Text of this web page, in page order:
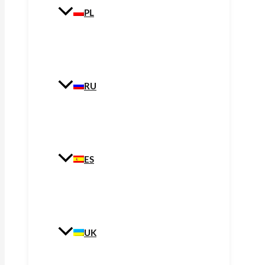
PL
RU
ES
UK